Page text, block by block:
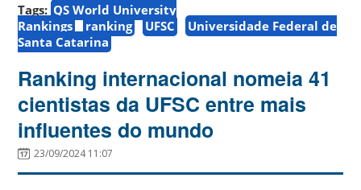
Tags: QS World University
Rankings
ranking UFSC
Universidade Federal de
Santa Catarina
Ranking internacional nomeia 41
cientistas da UFSC entre mais
influentes do mundo
23/09/2024 11:07